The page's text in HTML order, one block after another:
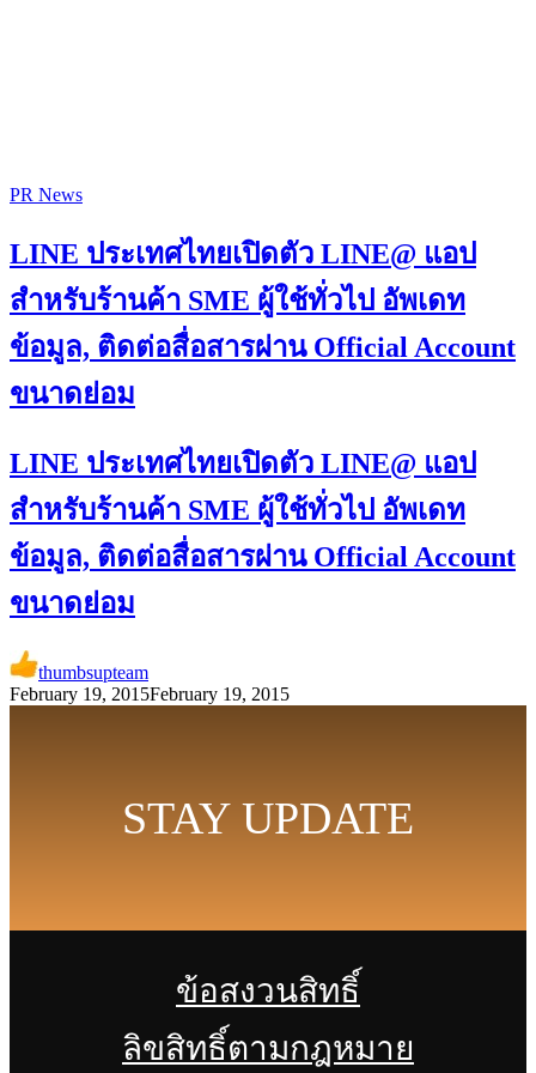
PR News
LINE ประเทศไทยเปิดตัว LINE@ แอป
สำหรับร้านค้า SME ผู้ใช้ทั่วไป อัพเดท
ข้อมูล, ติดต่อสื่อสารผ่าน Official Account
ขนาดย่อม
LINE ประเทศไทยเปิดตัว LINE@ แอป
สำหรับร้านค้า SME ผู้ใช้ทั่วไป อัพเดท
ข้อมูล, ติดต่อสื่อสารผ่าน Official Account
ขนาดย่อม
thumbsupteam
February 19, 2015February 19, 2015
STAY UPDATE
ข้อสงวนสิทธิ์
ลิขสิทธิ์ตามกฎหมาย